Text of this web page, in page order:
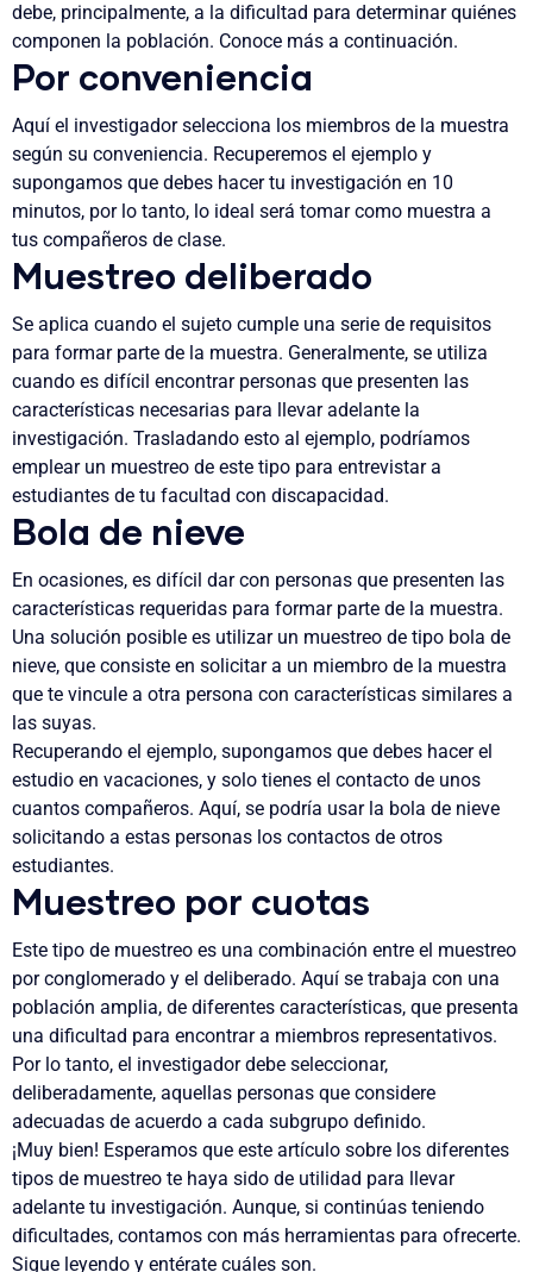
debe, principalmente, a la dificultad para determinar quiénes
componen la población. Conoce más a continuación.
Por conveniencia
Aquí el investigador selecciona los miembros de la muestra
según su conveniencia. Recuperemos el ejemplo y
supongamos que debes hacer tu investigación en 10
minutos, por lo tanto, lo ideal será tomar como muestra a
tus compañeros de clase.
Muestreo deliberado
Se aplica cuando el sujeto cumple una serie de requisitos
para formar parte de la muestra. Generalmente, se utiliza
cuando es difícil encontrar personas que presenten las
características necesarias para llevar adelante la
investigación. Trasladando esto al ejemplo, podríamos
emplear un muestreo de este tipo para entrevistar a
estudiantes de tu facultad con discapacidad.
Bola de nieve
En ocasiones, es difícil dar con personas que presenten las
características requeridas para formar parte de la muestra.
Una solución posible es utilizar un muestreo de tipo bola de
nieve, que consiste en solicitar a un miembro de la muestra
que te vincule a otra persona con características similares a
las suyas.
Recuperando el ejemplo, supongamos que debes hacer el
estudio en vacaciones, y solo tienes el contacto de unos
cuantos compañeros. Aquí, se podría usar la bola de nieve
solicitando a estas personas los contactos de otros
estudiantes.
Muestreo por cuotas
Este tipo de muestreo es una combinación entre el muestreo
por conglomerado y el deliberado. Aquí se trabaja con una
población amplia, de diferentes características, que presenta
una dificultad para encontrar a miembros representativos.
Por lo tanto, el investigador debe seleccionar,
deliberadamente, aquellas personas que considere
adecuadas de acuerdo a cada subgrupo definido.
¡Muy bien! Esperamos que este artículo sobre los diferentes
tipos de muestreo te haya sido de utilidad para llevar
adelante tu investigación. Aunque, si continúas teniendo
dificultades, contamos con más herramientas para ofrecerte.
Sigue leyendo y entérate cuáles son.